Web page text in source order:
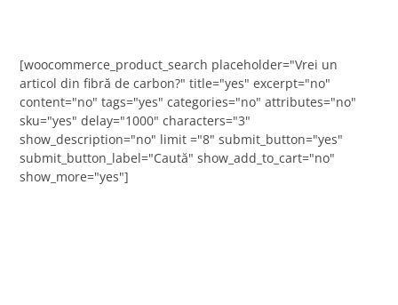
[woocommerce_product_search placeholder="Vrei un
articol din fibră de carbon?" title="yes" excerpt="no"
content="no" tags="yes" categories="no" attributes="no"
sku="yes" delay="1000" characters="3"
show_description="no" limit ="8" submit_button="yes"
submit_button_label="Caută" show_add_to_cart="no"
show_more="yes"]